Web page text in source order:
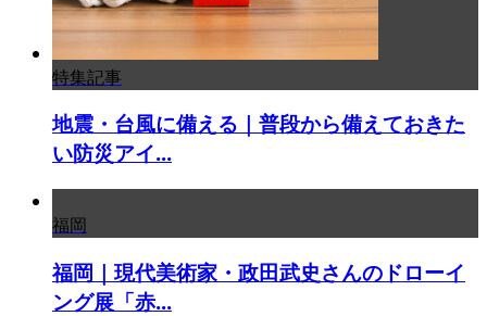
特集記事
地震・台風に備える｜普段から備えておきた
い防災アイ...
福岡
福岡｜現代美術家・政田武史さんのドローイ
ング展「赤...